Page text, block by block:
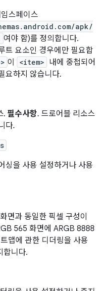
스페이스
apk/
여야 함)를 정의합니다.
트 요소인 경우에만 필요합
이 <item> 내에 중첩되어
요하지 않습니다.
. 필수사항. 드로어블 리소스
다.
싱을 사용 설정하거나 사용
면과 동일한 픽셀 구성이
565 화면에 ARGB 8888
맵에 관한 디더링을 사용
합니다.